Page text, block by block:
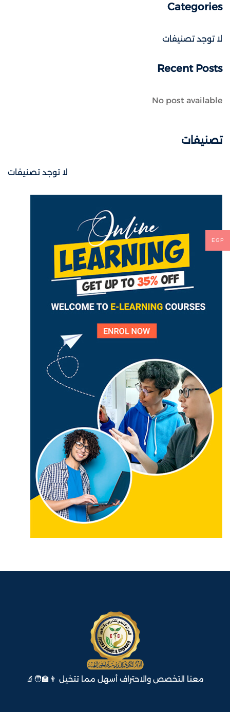
Categories
لا توجد تصنيفات
Recent Posts
No post available
تصنيفات
لا توجد تصنيفات
معنا التخصص والاحتراف أسهل مما تتخيل 👨‍🏫🧑‍🔬
EGP